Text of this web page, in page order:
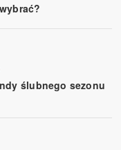
ślubnego sezonu